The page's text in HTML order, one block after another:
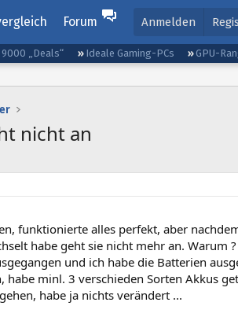
Forum Anmelden
9000 „Deals“ Ideale Gaming-PCs GPU-
nicht an
funktionierte alles perfekt, aber
habe geht sie nicht mehr an. Warum ?
und ich habe die Batterien
minl. 3 verschieden Sorten Akkus
habe ja nichts verändert ...